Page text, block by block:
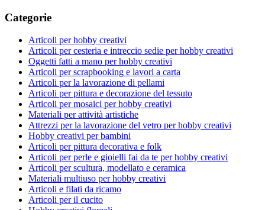
Categorie
Articoli per hobby creativi
Articoli per cesteria e intreccio sedie per hobby creativi
Oggetti fatti a mano per hobby creativi
Articoli per scrapbooking e lavori a carta
Articoli per la lavorazione di pellami
Articoli per pittura e decorazione del tessuto
Articoli per mosaici per hobby creativi
Materiali per attività artistiche
Attrezzi per la lavorazione del vetro per hobby creativi
Hobby creativi per bambini
Articoli per pittura decorativa e folk
Articoli per perle e gioielli fai da te per hobby creativi
Articoli per scultura, modellato e ceramica
Materiali multiuso per hobby creativi
Articoli e filati da ricamo
Articoli per il cucito